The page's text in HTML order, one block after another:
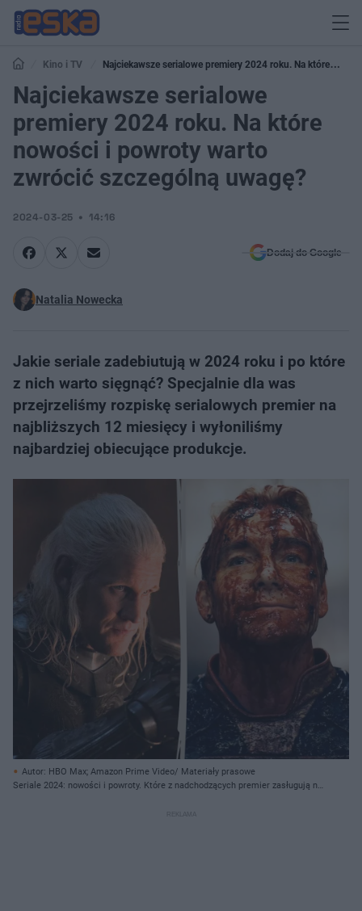
Kino i TV
Najciekawsze serialowe premiery 2024 roku. Na które
nowości i powroty warto zwrócić szczególną uwagę?
Najciekawsze serialowe
premiery 2024 roku. Na które
nowości i powroty warto
zwrócić szczególną uwagę?
2024-03-25 14:16
Dodaj do Google
Natalia Nowecka
Jakie seriale zadebiutują w 2024 roku i po które
z nich warto sięgnąć? Specjalnie dla was
przejrzeliśmy rozpiskę serialowych premier na
najbliższych 12 miesięcy i wyłoniliśmy
najbardziej obiecujące produkcje.
Autor: HBO Max; Amazon Prime Video/ Materiały prasowe
Seriale 2024: nowości i powroty. Które z nadchodzących premier zasługują na